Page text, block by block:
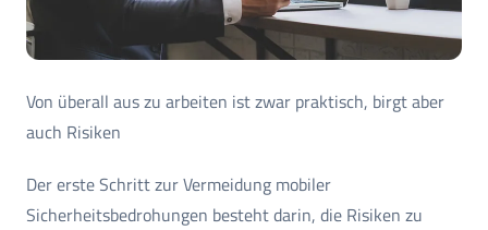
Von überall aus zu arbeiten ist zwar praktisch, birgt aber
auch Risiken
Der erste Schritt zur Vermeidung mobiler
Sicherheitsbedrohungen besteht darin, die Risiken zu